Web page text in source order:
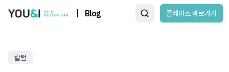
Blog 플레이스 바로가기
칼럼